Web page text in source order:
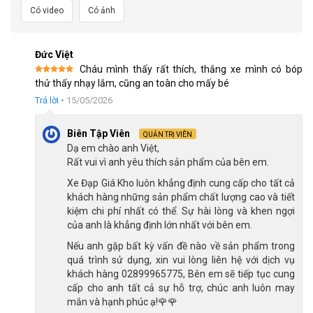
Khung nhôm siêu nhẹ và màu sắc đẹp
Phuộc giảm xóc lò xo hoạt động hiệu quả
Xe đạp trẻ em Miamor Forteen 22 inch hoàn toàn di chuyển êm
ái nhờ vào hệ thống phuộc giảm xóc lò xò được trang bị trên
xe. Bộ phuộc này hấp thụ được các rung chấn, hạn chế lực tác
động từ bên ngoài lên vai, cổ tay và lưng của người lái.
Dựa vào bộ phuộc giảm xóc, trẻ có thể đạp xe qua các đoạn
đường gồ ghề nhẹ, hay bề mặt không bằng phẳng. Từ đó, bé sẽ
cảm thấy dễ chịu hơn khi đạp xe, hạn chế mỏi tay và tăng khả
năng giữ thăng bằng.
Có video Có ảnh
Đức Việt
Được xếp
hạng5 5
sao
Cháu mình thấy rất thích, thắng xe mình có bóp
thử thấy nhạy lắm, cũng an toàn cho mấy bé
Trả lời • 15/05/2026
Biên Tập Viên QUẢN TRỊ VIÊN
Dạ em chào anh Việt,
Rất vui vì anh yêu thích sản phẩm của bên em.
Xe Đạp Giá Kho luôn khẳng định cung cấp cho tất cả
khách hàng những sản phẩm chất lượng cao và tiết
kiệm chi phí nhất có thể. Sự hài lòng và khen ngợi
của anh là khẳng định lớn nhất với bên em.
Nếu anh gặp bất kỳ vấn đề nào về sản phẩm trong
quá trình sử dụng, xin vui lòng liên hệ với dịch vụ
khách hàng 02899965775, Bên em sẽ tiếp tục cung
cấp cho anh tất cả sự hỗ trợ, chúc anh luôn may
mắn và hạnh phúc ạ!🌹🌹